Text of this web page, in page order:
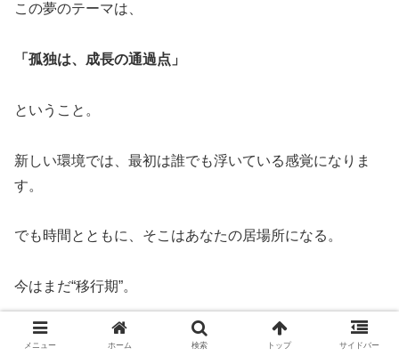
この夢のテーマは、
「孤独は、成長の通過点」
ということ。
新しい環境では、最初は誰でも浮いている感覚になりま
す。
でも時間とともに、そこはあなたの居場所になる。
今はまだ“移行期”。
メニュー ホーム 検索 トップ サイドバー